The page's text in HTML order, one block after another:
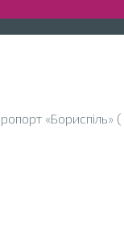
«Бориспіль» (